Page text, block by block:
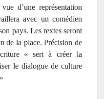
d’une représentation
avec un comédien
pays. Les textes seront
de la place. Précision de
« sert à créer la
le dialogue de culture